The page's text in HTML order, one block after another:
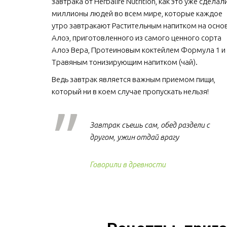
миллионы людей во всем мире, которые каждое
утро завтракают Растительным напитком на
Алоэ, приготовленного из самого ценного сорта
Алоэ Вера, Протеиновым коктейлем Формула 1 и
Травяным тонизирующим напитком (чай).
Ведь завтрак является важным приемом пищи,
который ни в коем случае пропускать нельзя!
Завтрак съешь сам, обед раздели с
другом, ужин отдай врагу
Говорили в древности